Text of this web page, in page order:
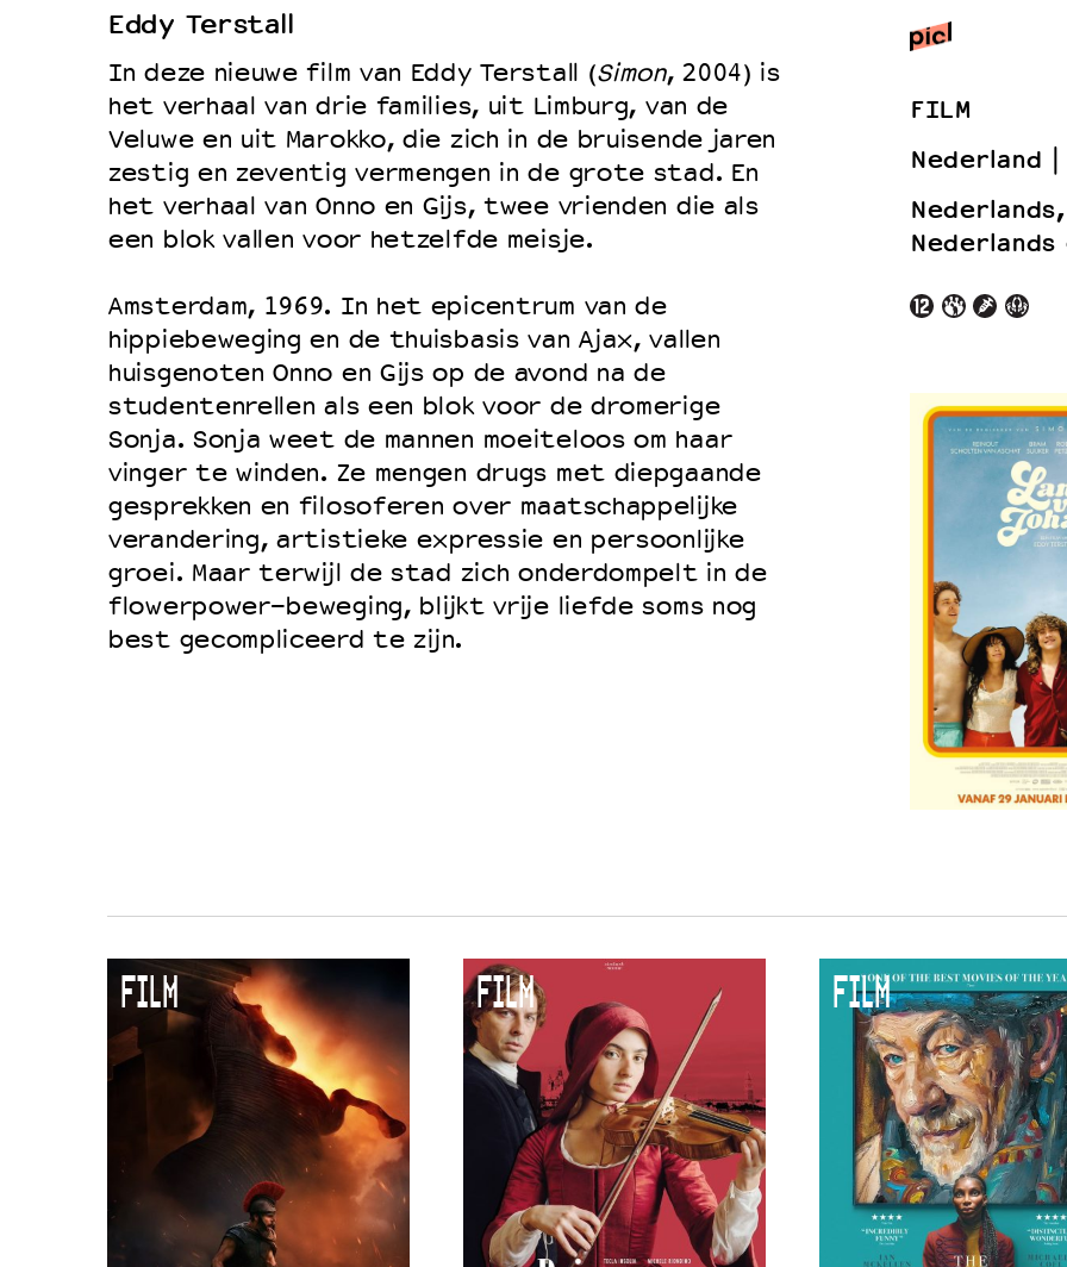
Duurzaamheid
Culturele boycot Israël
Ruimte voor artistieke vrijheid – VNPF
Eddy Terstall
In deze nieuwe film van Eddy Terstall (Simon, 2004) is
het verhaal van drie families, uit Limburg, van de
Veluwe en uit Marokko, die zich in de bruisende jaren
zestig en zeventig vermengen in de grote stad. En
het verhaal van Onno en Gijs, twee vrienden die als
een blok vallen voor hetzelfde meisje.
Amsterdam, 1969. In het epicentrum van de
hippiebeweging en de thuisbasis van Ajax, vallen
huisgenoten Onno en Gijs op de avond na de
studentenrellen als een blok voor de dromerige
Sonja. Sonja weet de mannen moeiteloos om haar
vinger te winden. Ze mengen drugs met diepgaande
gesprekken en filosoferen over maatschappelijke
verandering, artistieke expressie en persoonlijke
groei. Maar terwijl de stad zich onderdompelt in de
flowerpower-beweging, blijkt vrije liefde soms nog
best gecompliceerd te zijn.
FILM
Nederland
FILM FILM FILM